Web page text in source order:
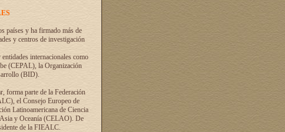
países y ha firmado más de
y centros de investigación
internacionales como
(CEPAL), la Organización
(BID).
forma parte de la Federación
el Consejo Europeo de
Latinoamericana de Ciencia
y Oceanía (CELAO). De
de la FIEALC.